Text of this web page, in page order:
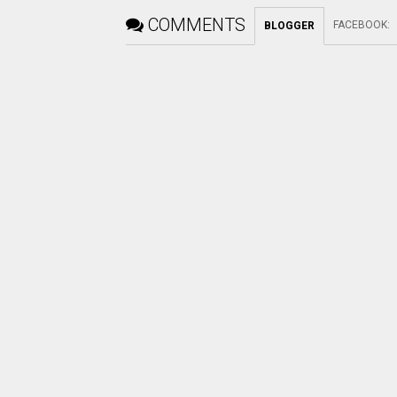
COMMENTS BLOGGER FACEBOOK: